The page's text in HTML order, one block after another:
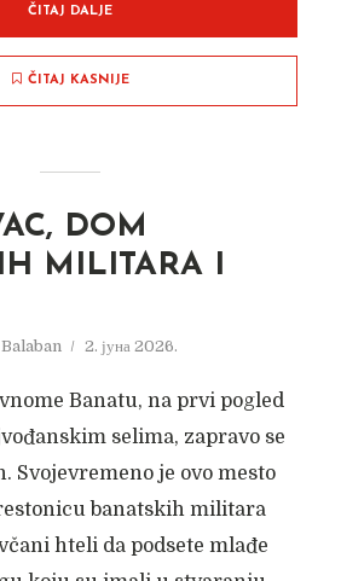
ČITAJ DALJE
ČITAJ KASNIJE
DOM
MILITARA I
2. јуна 2026.
Banatu, na prvi pogled
selima, zapravo se
Svojevremeno je ovo mesto
banatskih militara
hteli da podsete mlađe